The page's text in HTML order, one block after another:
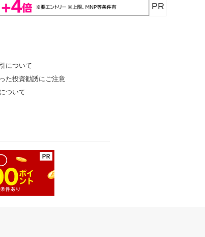
PR
について
た投資勧誘にご注意
ついて